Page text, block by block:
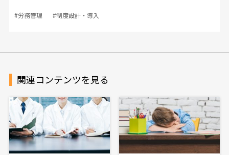
#労務管理 #制度設計・導入
関連コンテンツを見る